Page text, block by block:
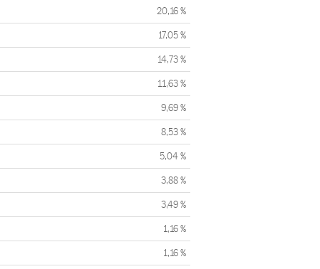
20,16 %
17,05 %
14,73 %
11,63 %
9,69 %
8,53 %
5,04 %
3,88 %
3,49 %
1,16 %
1,16 %